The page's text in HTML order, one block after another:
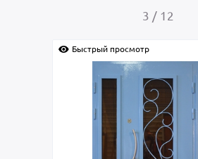
3 / 12
Быстрый просмотр